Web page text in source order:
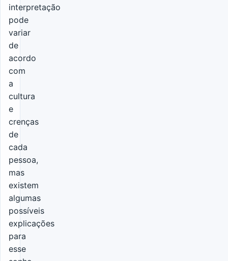
interpretação
pode
variar
de
acordo
com
a
cultura
e
crenças
de
cada
pessoa,
mas
existem
algumas
possíveis
explicações
para
esse